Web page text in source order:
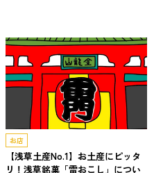
お店
【浅草土産No.1】お土産にピッタ
リ！浅草銘菓「雷おこし」につい